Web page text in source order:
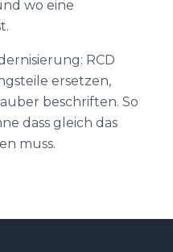
wo eine
RCD
ersetzen,
beschriften. So
dass gleich das
muss.